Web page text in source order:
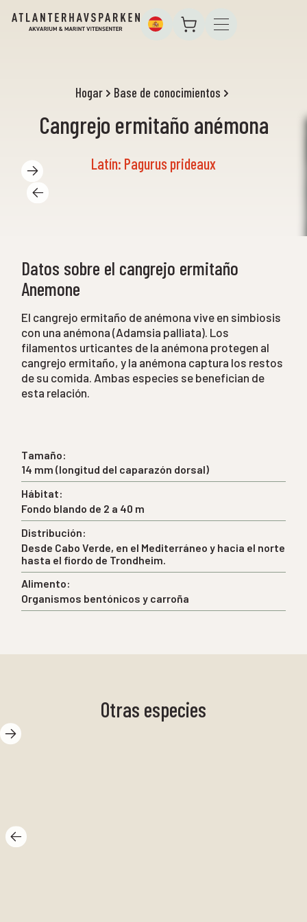
Hogar Base de conocimientos
Cangrejo ermitaño anémona
Latín: Pagurus prideaux
Tamaño:
14 mm (longitud del caparazón dorsal)
Hábitat:
Fondo blando de 2 a 40 m
Distribución:
Desde Cabo Verde, en el Mediterráneo y hacia el norte
hasta el fiordo de Trondheim.
Alimento:
Organismos bentónicos y carroña
Datos sobre el cangrejo ermitaño
Anemone
El cangrejo ermitaño de anémona vive en simbiosis
con una anémona (Adamsia palliata). Los
filamentos urticantes de la anémona protegen al
cangrejo ermitaño, y la anémona captura los restos
de su comida. Ambas especies se benefician de
esta relación.
Otras especies